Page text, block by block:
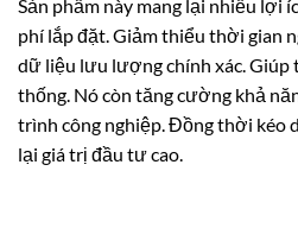
Sản phẩm này mang lại nhiều lợi
phí lắp đặt. Giảm thiểu thời gian
dữ liệu lưu lượng chính xác. Giúp
thống. Nó còn tăng cường khả
trình công nghiệp. Đồng thời kéo
lại giá trị đầu tư cao.